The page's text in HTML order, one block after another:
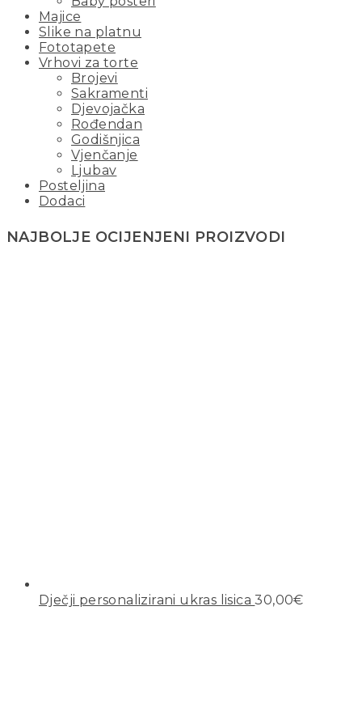
Majice
Slike na platnu
Fototapete
Vrhovi za torte
Brojevi
Sakramenti
Djevojačka
Rođendan
Godišnjica
Vjenčanje
Ljubav
Posteljina
Dodaci
NAJBOLJE OCIJENJENI PROIZVODI
Dječji personalizirani ukras lisica 30,00€